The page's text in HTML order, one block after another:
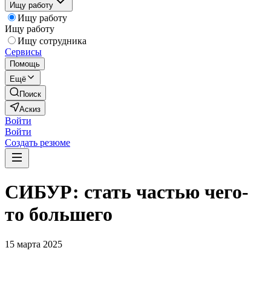
Ищу работу
Ищу работу
Ищу работу
Ищу сотрудника
Сервисы
Помощь
Ещё
Поиск
Аскиз
Войти
Войти
Создать резюме
СИБУР: стать частью чего-
то большего
15 марта 2025